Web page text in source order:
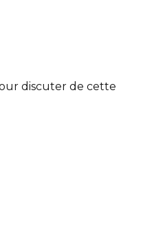
discuter de cette